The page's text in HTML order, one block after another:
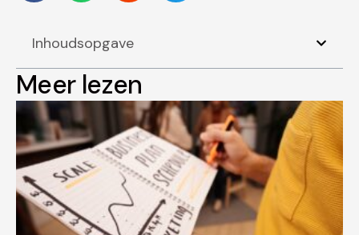
Inhoudsopgave
Meer lezen